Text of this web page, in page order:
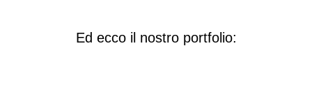
Ed ecco il nostro portfolio: